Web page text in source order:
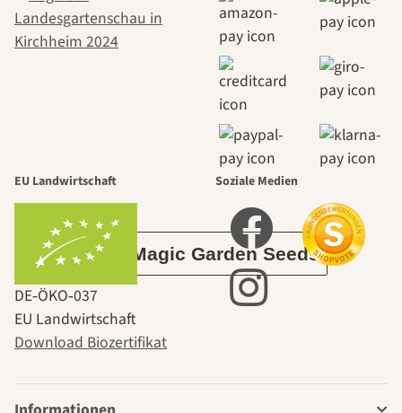
Wege zu uns
selbst führt
durch den
Garten
Über Magic Garden Seeds
EU Landwirtschaft
DE‑ÖKO‑037
EU Landwirtschaft
Download Biozertifikat
Soziale Medien